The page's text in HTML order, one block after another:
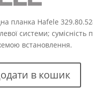
планка Hafele
системи; сумісність
встановлення.
в кошик